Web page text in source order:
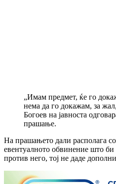
„Имам предмет, ќе го
нема да го докажам, за
Богоев на јавноста
прашање.
На прашањето дали располага
евентуалното обвинение што
против него, тој не даде